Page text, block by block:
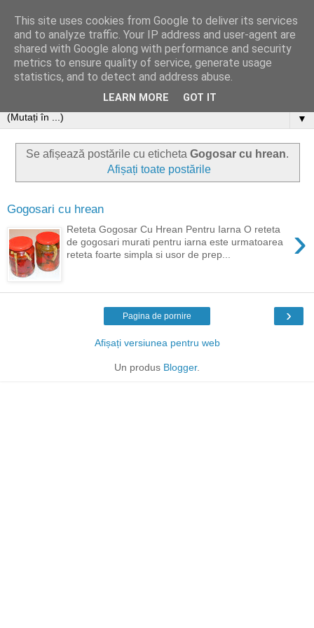
▼
Se afișează postările cu eticheta Gogosar cu hrean.
Afișați toate postările
Gogosari cu hrean
›
Reteta Gogosar Cu Hrean Pentru Iarna O reteta
de gogosari murati pentru iarna este urmatoarea
reteta foarte simpla si usor de prep...
›
Pagina de pornire
Afișați versiunea pentru web
Un produs Blogger.
This site uses cookies from Google to deliver its services
and to analyze traffic. Your IP address and user-agent are
shared with Google along with performance and security
metrics to ensure quality of service, generate usage
statistics, and to detect and address abuse.
LEARN MORE GOT IT